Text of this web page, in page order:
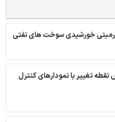
خورشیدی سوخت های نفتی
تغییر با نمودارهای کنترل